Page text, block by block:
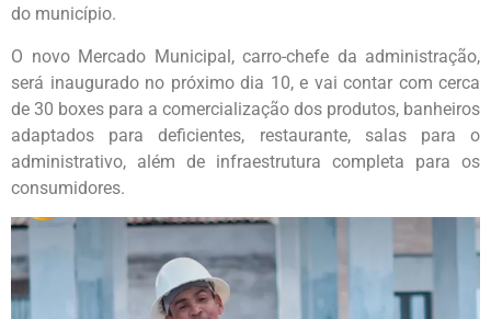
do município.
O novo Mercado Municipal, carro-chefe da administração,
será inaugurado no próximo dia 10, e vai contar com cerca
de 30 boxes para a comercialização dos produtos, banheiros
adaptados para deficientes, restaurante, salas para o
administrativo, além de infraestrutura completa para os
consumidores.